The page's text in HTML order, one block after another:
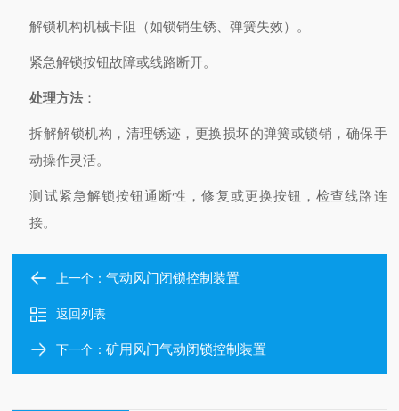
解锁机构机械卡阻（如锁销生锈、弹簧失效）。
紧急解锁按钮故障或线路断开。
处理方法 ：
拆解解锁机构，清理锈迹，更换损坏的弹簧或锁销，确保手
动操作灵活。
测试紧急解锁按钮通断性，修复或更换按钮，检查线路连
接。
上一个：气动风门闭锁控制装置
返回列表
下一个：矿用风门气动闭锁控制装置